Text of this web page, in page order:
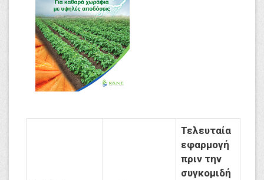
Τελευταία
εφαρμογή
πριν την
συγκομιδή